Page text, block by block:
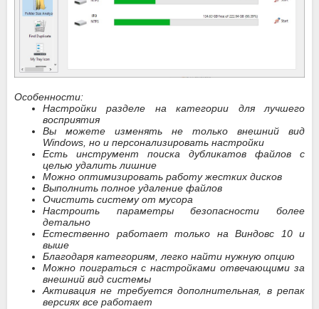
Особенности:
Настройки разделе на категории для лучшего
восприятия
Вы можете изменять не только внешний вид
Windows, но и персонализировать настройки
Есть инструмент поиска дубликатов файлов с
целью удалить лишние
Можно оптимизировать работу жестких дисков
Выполнить полное удаление файлов
Очистить систему от мусора
Настроить параметры безопасности более
детально
Естественно работает только на Виндовс 10 и
выше
Благодаря категориям, легко найти нужную опцию
Можно поиграться с настройками отвечающими за
внешний вид системы
Активация не требуется дополнительная, в репак
версиях все работает